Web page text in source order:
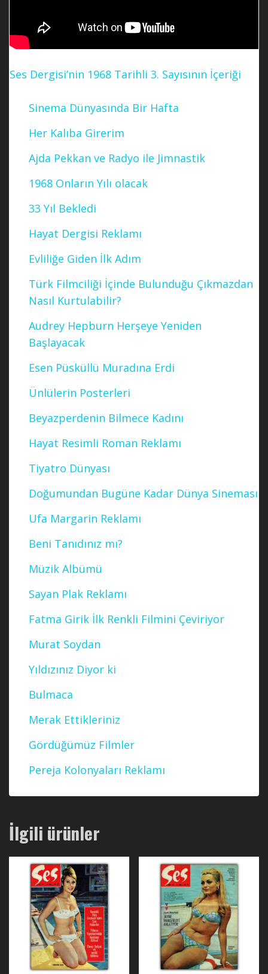
Ses Dergisi’nin 1968 Tarihli 3. Sayısının İçeriği
Sinema Dünyasında Bir Hafta
Her Kalıba Girerim
Ajda Pekkan ve Radyo ile Jimnastik
1968 Onların Yılı olacak
33 Yıl Bekledi
Hayat Dergisi Reklamı
Evliliğe Giden İlk Adım
Türk Filmciliği İçinde Bulunduğu Çıkmazdan
Nasıl Kurtulabilir?
Audrey Hepburn Herşeye Yeniden
Başlayacak
Esen Püsküllü Muradına Erdi
Ünlülerin Posterleri
Beyazperdenin Bilmece Kadını
Hayat Resimli Roman Reklamı
Tiyatro Dünyası
Doğumundan Bugüne Kadar Dünya Sineması
Ufa Margarin Reklamı
Beni Tanıdınız mı?
Müzik Albümü
Sayan Plak Reklamı
Fatma Girik İlk Renkli Filmini Çeviriyor
Murat Soydan
Yıldızınız Diyor ki
Bulmaca
Merak Ettikleriniz
Gördüğümüz Filmler
Pereja Kolonyaları Reklamı
İlgili ürünler